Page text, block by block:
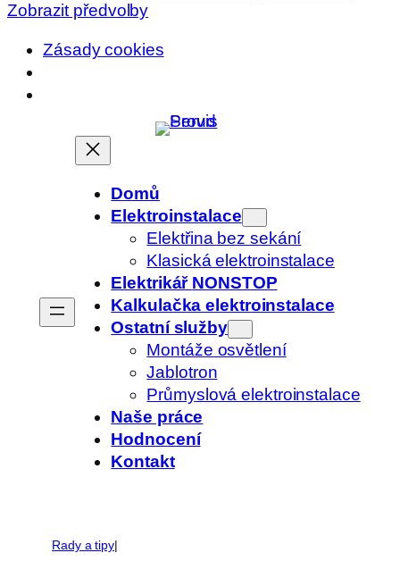
Zobrazit předvolby
Zásady cookies
Přeskočit
Domů
Elektroinstalace
Elektřina bez sekání
Klasická elektroinstalace
Elektrikář NONSTOP
Kalkulačka elektroinstalace
Ostatní služby
Montáže osvětlení
Jablotron
Průmyslová elektroinstalace
Naše práce
Hodnocení
Kontakt
Rady a tipy|